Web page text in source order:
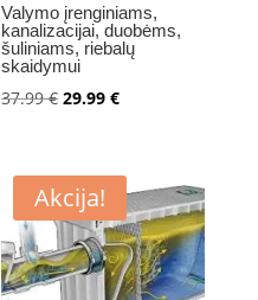
Valymo įrenginiams,
kanalizacijai, duobėms,
šuliniams, riebalų
skaidymui
37.99€ Original
37.99 €.
29.99€Current
29.99 €.
Akcija!